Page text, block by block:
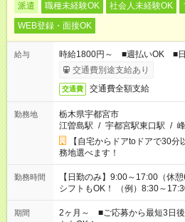
派遣 職種未経験OK 社会人未経験OK
WEB登録・面接OK
給与
時給1800円～ ■週払いOK ■
交通費別途支給あり
交通費 交通費全額支給
勤務地
栃木県宇都宮市
江曽島駅 / 宇都宮駅東口駅 /
【自宅からドアtoドアで30
務地選べます！
勤務時間
【日勤のみ】9:00～17:00（休憩60分） ■ご希望があ
シフトもOK！ （例）8:30
「家族とお休みを合わせたい」
など、あなたのご希望に沿ったお
期間
2ヶ月～ ■ご応募から最短3日